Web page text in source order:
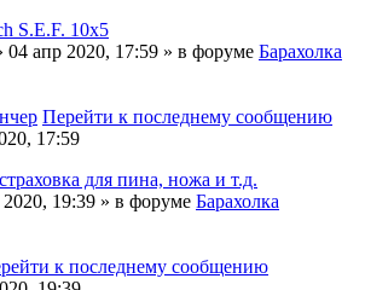
S.E.F. 10х5
04 апр 2020, 17:59 » в форуме Барахолка
Перейти к последнему сообщению
17:59
для пина, ножа и т.д.
19:39 » в форуме Барахолка
к последнему сообщению